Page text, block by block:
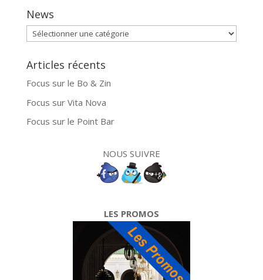
News
News
Articles récents
Focus sur le Bo & Zin
Focus sur Vita Nova
Focus sur le Point Bar
NOUS SUIVRE
LES PROMOS